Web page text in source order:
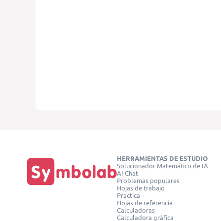
HERRAMIENTAS DE ESTUDIO
Solucionador Matemático de IA
AI Chat
Problemas populares
Hojas de trabajo
Practica
Hojas de referencia
Calculadoras
Calculadora gráfica